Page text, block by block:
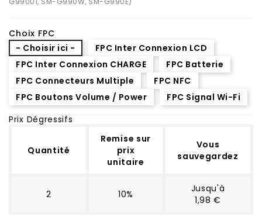
Choix FPC
- Choisir ici -
FPC Inter Connexion LCD
FPC Inter Connexion CHARGE
FPC Batterie
FPC Connecteurs Multiple
FPC NFC
FPC Boutons Volume / Power
FPC Signal Wi-Fi
Prix Dégressifs
Quantité
Remise sur
prix
unitaire
Vous
sauvegardez
2 10%
Jusqu'à
1,98 €